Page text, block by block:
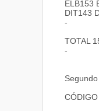
ELB153
DIT143
-
TOTAL
-
CÓDIGO